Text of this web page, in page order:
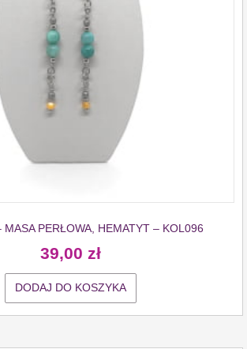
MASA PERŁOWA, HEMATYT – KOL096
39,00 zł
DODAJ DO KOSZYKA